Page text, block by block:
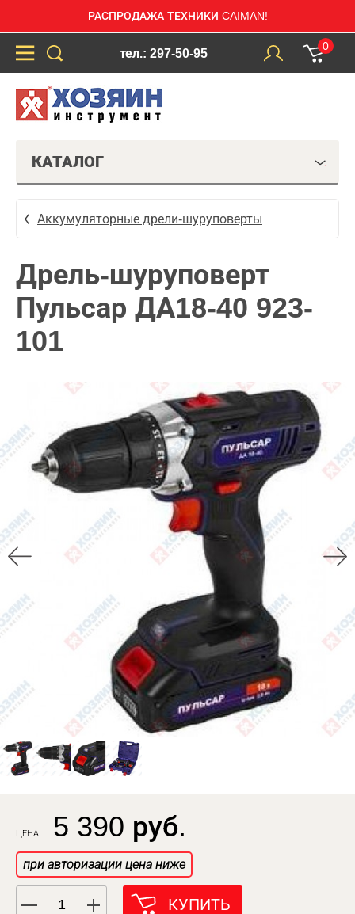
РАСПРОДАЖА ТЕХНИКИ CAIMAN!
тел.: 297-50-95
0
КАТАЛОГ
Аккумуляторные дрели-шуруповерты
Дрель-шуруповерт
Пульсар ДА18-40 923-
101
ЦЕНА 5 390 руб.
при авторизации цена ниже
КУПИТЬ